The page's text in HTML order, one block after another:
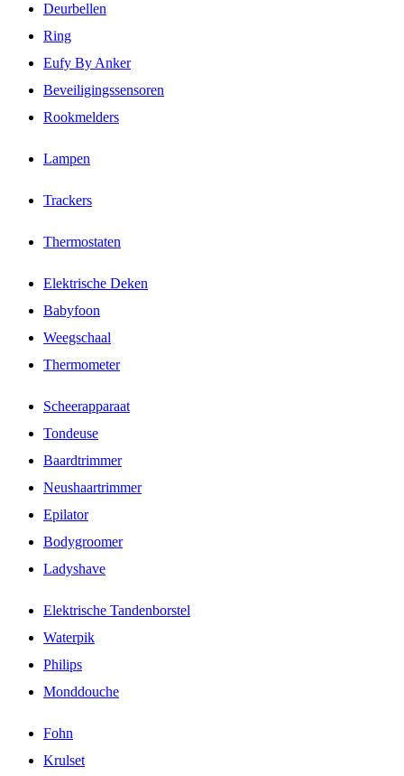
Deurbellen
Ring
Eufy By Anker
Beveiligingssensoren
Rookmelders
Lampen
Trackers
Thermostaten
Elektrische Deken
Babyfoon
Weegschaal
Thermometer
Scheerapparaat
Tondeuse
Baardtrimmer
Neushaartrimmer
Epilator
Bodygroomer
Ladyshave
Elektrische Tandenborstel
Waterpik
Philips
Monddouche
Fohn
Krulset